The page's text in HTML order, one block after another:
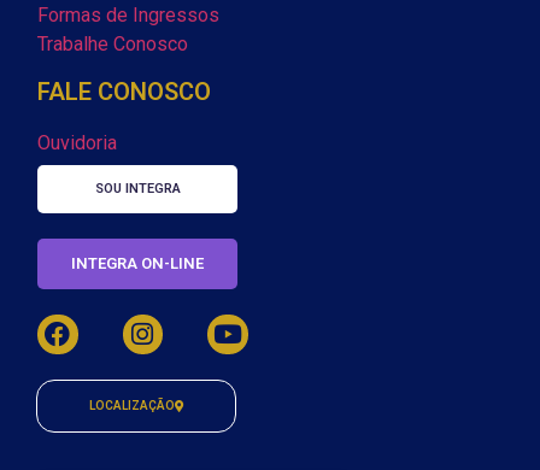
Formas de Ingressos
Trabalhe Conosco
FALE CONOSCO
Ouvidoria
SOU INTEGRA
INTEGRA ON-LINE
LOCALIZAÇÃO